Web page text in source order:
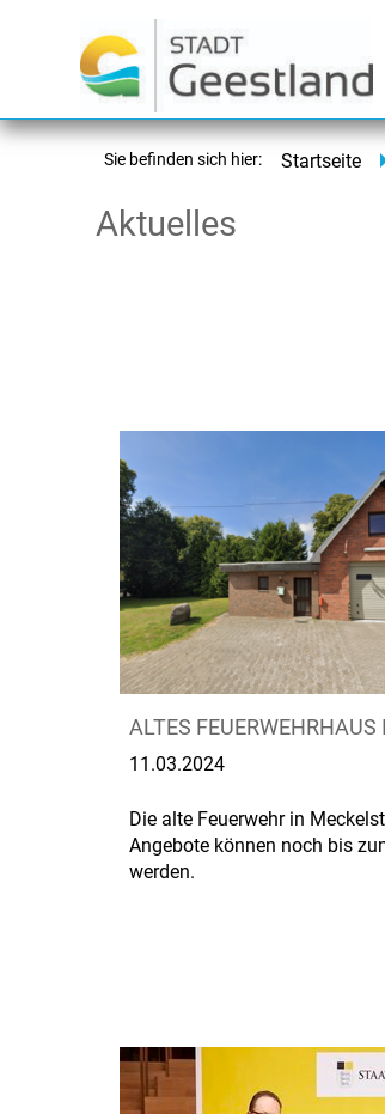
Sie befinden sich hier: Startseite
Aktuelles
ALTES
11.03.2024
Die alte Feuerwehr in
Angebote können noch bis
werden.